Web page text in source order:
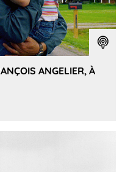
ANGELIER, À